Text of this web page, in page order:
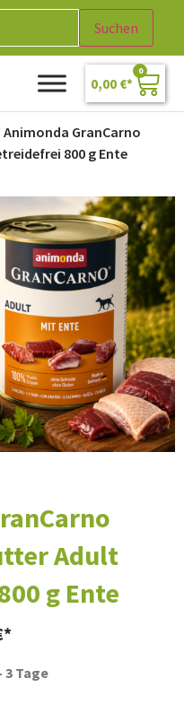
Suchen
0,00 €
0
GranCarno
800 g Ente
Adult
g Ente
3 Tage